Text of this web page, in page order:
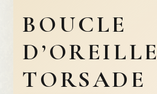
BOUCLE
D’OREILLE
TORSADE